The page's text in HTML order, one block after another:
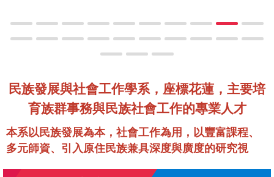
民族發展與社會工作學系，座標花蓮，主要培
育族群事務與民族社會工作的專業人才
本系以民族發展為本，社會工作為用，以豐富課程、
多元師資、引入原住民族兼具深度與廣度的研究視